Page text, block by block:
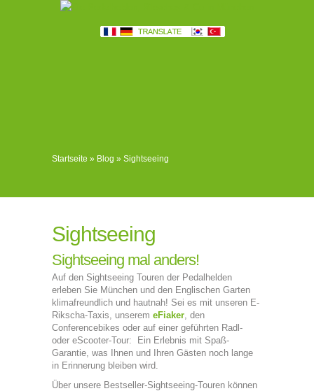
Startseite » Blog » Sightseeing
Sightseeing
Sightseeing mal anders!
Auf den Sightseeing Touren der Pedalhelden
erleben Sie München und den Englischen Garten
klimafreundlich und hautnah! Sei es mit unseren E-
Rikscha-Taxis, unserem eFiaker, den
Conferencebikes oder auf einer geführten Radl-
oder eScooter-Tour: Ein Erlebnis mit Spaß-
Garantie, was Ihnen und Ihren Gästen noch lange
in Erinnerung bleiben wird.
Über unsere Bestseller-Sightseeing-Touren können